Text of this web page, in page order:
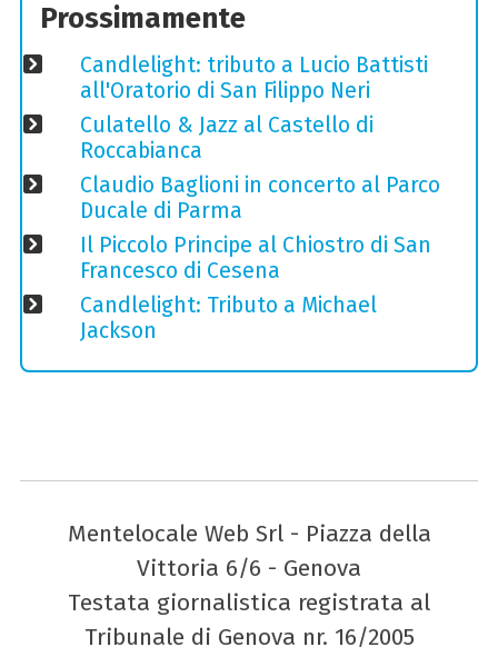
Prossimamente
Candlelight: tributo a Lucio Battisti
all'Oratorio di San Filippo Neri
Culatello & Jazz al Castello di
Roccabianca
Claudio Baglioni in concerto al Parco
Ducale di Parma
Il Piccolo Principe al Chiostro di San
Francesco di Cesena
Candlelight: Tributo a Michael
Jackson
Mentelocale Web Srl - Piazza della
Vittoria 6/6 - Genova
Testata giornalistica registrata al
Tribunale di Genova nr. 16/2005